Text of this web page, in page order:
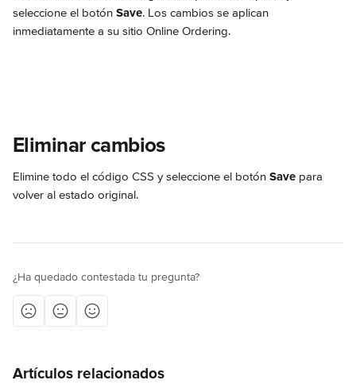
seleccione el botón Save. Los cambios se aplican
inmediatamente a su sitio Online Ordering.
Eliminar cambios
Elimine todo el código CSS y seleccione el botón Save para
volver al estado original.
¿Ha quedado contestada tu pregunta?
Artículos relacionados